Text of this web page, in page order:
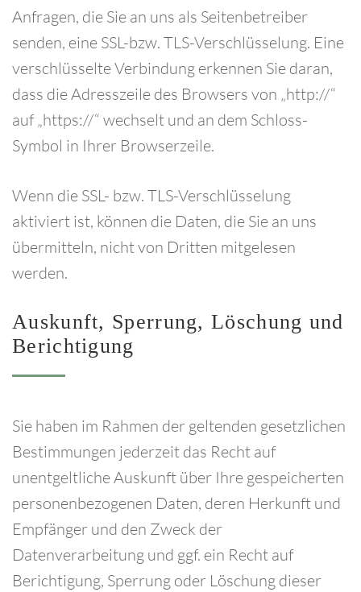
Anfragen, die Sie an uns als Seitenbetreiber
senden, eine SSL-bzw. TLS-Verschlüsselung. Eine
verschlüsselte Verbindung erkennen Sie daran,
dass die Adresszeile des Browsers von „http://“
auf „https://“ wechselt und an dem Schloss-
Symbol in Ihrer Browserzeile.
Wenn die SSL- bzw. TLS-Verschlüsselung
aktiviert ist, können die Daten, die Sie an uns
übermitteln, nicht von Dritten mitgelesen
werden.
Auskunft, Sperrung, Löschung und
Berichtigung
Sie haben im Rahmen der geltenden gesetzlichen
Bestimmungen jederzeit das Recht auf
unentgeltliche Auskunft über Ihre gespeicherten
personenbezogenen Daten, deren Herkunft und
Empfänger und den Zweck der
Datenverarbeitung und ggf. ein Recht auf
Berichtigung, Sperrung oder Löschung dieser